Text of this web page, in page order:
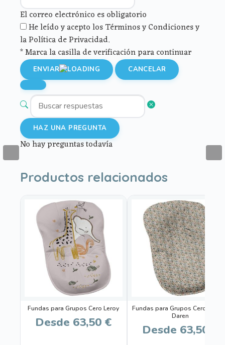
El correo electrónico es obligatorio
He leído y acepto los Términos y Condiciones y
la Política de Privacidad.
* Marca la casilla de verificación para continuar
ENVIAR CANCELAR
HAZ UNA PREGUNTA
No hay preguntas todavía
Productos relacionados
Fundas para Grupos Cero Leroy
Desde 63,50 €
producto
tiene
múltiples
variantes.
opciones
elegir
Fundas para Grupos Cero Dylan
Daren
Desde 63,50
producto
tiene
múltiples
variantes.
opciones
elegir